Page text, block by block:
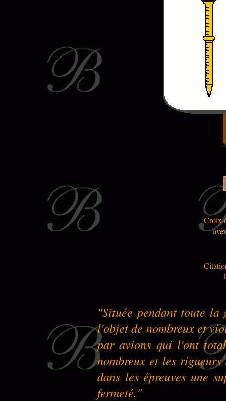
Croix
"Située pendant toute
l'objet de nombreux et
par avions qui l'ont
nombreux et les
dans les épreuves une
fermeté."